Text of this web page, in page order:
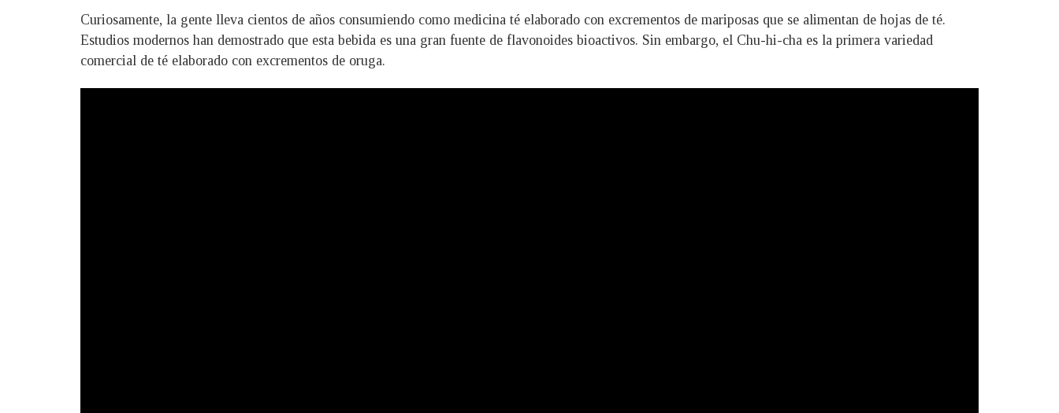
Curiosamente, la gente lleva cientos de años consumiendo como medicina té elaborado con excrementos de mariposas que se alimentan de hojas de té.
Estudios modernos han demostrado que esta bebida es una gran fuente de flavonoides bioactivos. Sin embargo, el Chu-hi-cha es la primera variedad
comercial de té elaborado con excrementos de oruga.